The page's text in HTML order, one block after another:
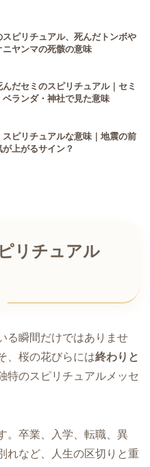
スピリチュアル、死んだトンボや
ヤンマの死骸の意味
だセミのスピリチュアル｜セミ
ランダ・神社で見た意味
ピリチュアルな意味｜地震の前
上がるサイン？
リチュアル
る瞬間だけではありませ
、桜の花びらには終わりと
特のスピリチュアルメッセ
。卒業、入学、転職、異
れなど、人生の区切りと重